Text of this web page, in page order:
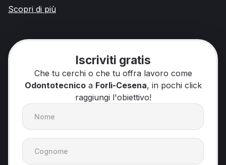
Scopri di più
Iscriviti gratis
Che tu cerchi o che tu offra lavoro come
Odontotecnicoa Forlì-Cesena, in pochi click
raggiungi l'obiettivo!